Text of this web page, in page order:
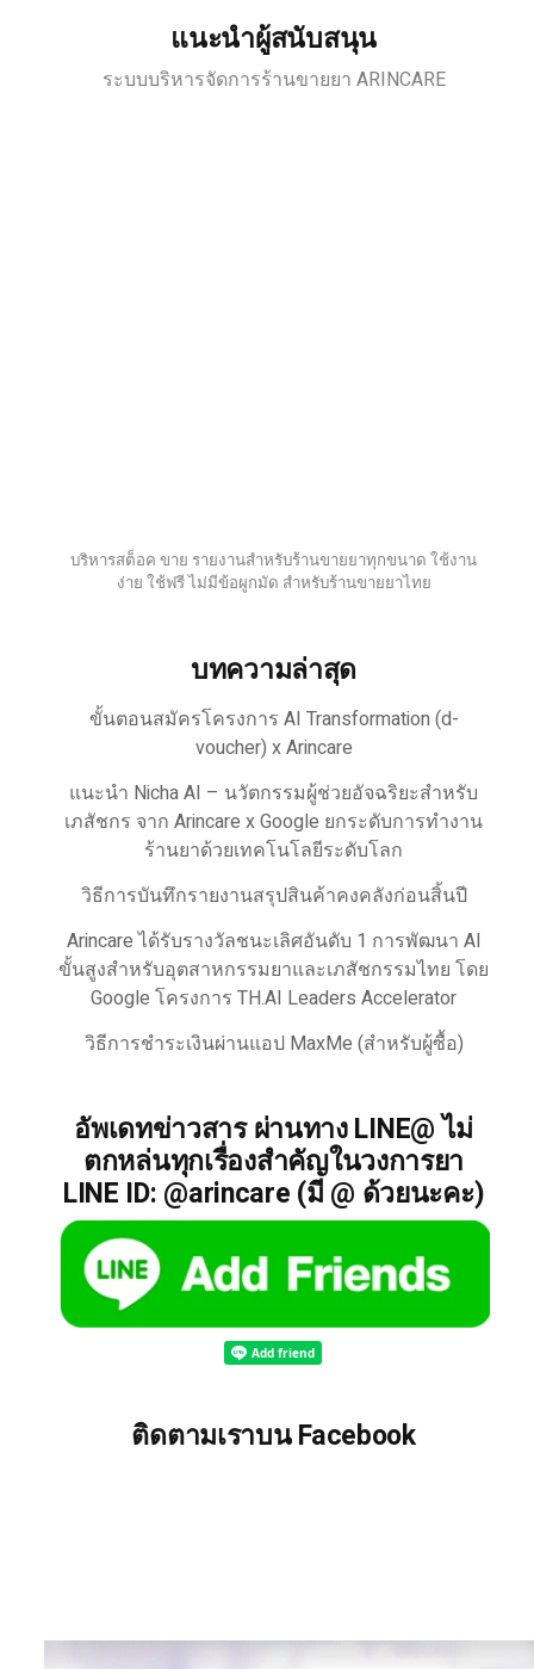
แนะนำผู้สนับสนุน
ระบบบริหารจัดการร้านขายยา ARINCARE
บริหารสต็อค ขาย รายงานสำหรับร้านขายยาทุกขนาด ใช้งาน
ง่าย ใช้ฟรี ไม่มีข้อผูกมัด สำหรับร้านขายยาไทย
บทความล่าสุด
ขั้นตอนสมัครโครงการ AI Transformation (d-
voucher) x Arincare
แนะนำ Nicha AI – นวัตกรรมผู้ช่วยอัจฉริยะสำหรับ
เภสัชกร จาก Arincare x Google ยกระดับการทำงาน
ร้านยาด้วยเทคโนโลยีระดับโลก
วิธีการบันทึกรายงานสรุปสินค้าคงคลังก่อนสิ้นปี
Arincare ได้รับรางวัลชนะเลิศอันดับ 1 การพัฒนา AI
ขั้นสูงสำหรับอุตสาหกรรมยาและเภสัชกรรมไทย โดย
Google โครงการ TH.AI Leaders Accelerator
วิธีการชำระเงินผ่านแอป MaxMe (สำหรับผู้ซื้อ)
อัพเดทข่าวสาร ผ่านทาง LINE@ ไม่
ตกหล่นทุกเรื่องสำคัญในวงการยา
LINE ID: @arincare (มี @ ด้วยนะคะ)
ติดตามเราบน Facebook